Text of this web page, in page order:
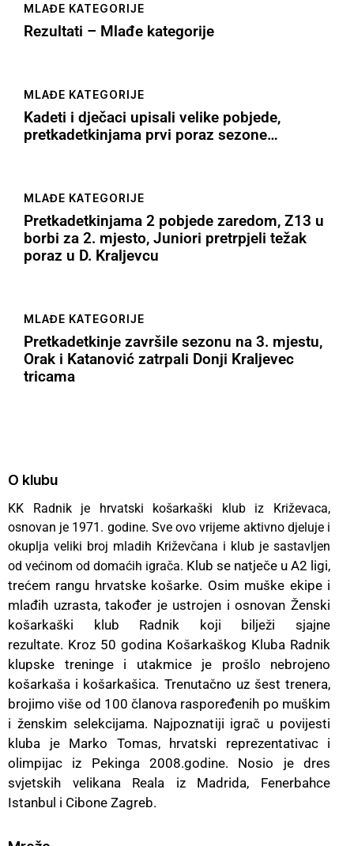
MLAĐE KATEGORIJE
Rezultati – Mlađe kategorije
MLAĐE KATEGORIJE
Kadeti i dječaci upisali velike pobjede,
pretkadetkinjama prvi poraz sezone…
MLAĐE KATEGORIJE
Pretkadetkinjama 2 pobjede zaredom, Z13 u
borbi za 2. mjesto, Juniori pretrpjeli težak
poraz u D. Kraljevcu
MLAĐE KATEGORIJE
Pretkadetkinje završile sezonu na 3. mjestu,
Orak i Katanović zatrpali Donji Kraljevec
tricama
O klubu
KK Radnik je hrvatski košarkaški klub iz Križevaca,
osnovan je 1971. godine. Sve ovo vrijeme aktivno djeluje i
okuplja veliki broj mladih Križevčana i klub je sastavljen
od većinom od domaćih igrača. Klub se natječe u A2 ligi,
trećem rangu hrvatske košarke. Osim muške ekipe i
mlađih uzrasta, također je ustrojen i osnovan Ženski
košarkaški klub Radnik koji bilježi sjajne
rezultate. Kroz 50 godina Košarkaškog Kluba Radnik
klupske treninge i utakmice je prošlo nebrojeno
košarkaša i košarkašica. Trenutačno uz šest trenera,
brojimo više od 100 članova raspoređenih po muškim
i ženskim selekcijama. Najpoznatiji igrač u povijesti
kluba je Marko Tomas, hrvatski reprezentativac i
olimpijac iz Pekinga 2008.godine. Nosio je dres
svjetskih velikana Reala iz Madrida, Fenerbahce
Istanbul i Cibone Zagreb.